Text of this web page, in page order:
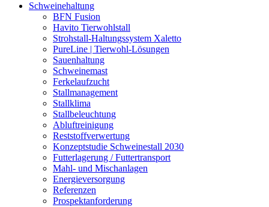
Schweinehaltung
BFN Fusion
Havito Tierwohlstall
Strohstall-Haltungssystem Xaletto
PureLine | Tierwohl-Lösungen
Sauenhaltung
Schweinemast
Ferkelaufzucht
Stallmanagement
Stallklima
Stallbeleuchtung
Abluftreinigung
Reststoffverwertung
Konzeptstudie Schweinestall 2030
Futterlagerung / Futtertransport
Mahl- und Mischanlagen
Energieversorgung
Referenzen
Prospektanforderung